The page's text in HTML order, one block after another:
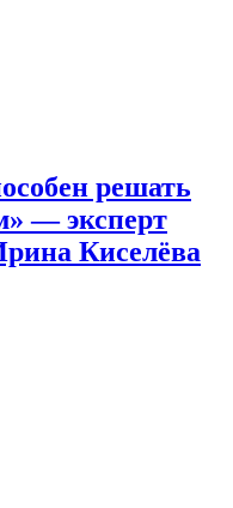
решать
— эксперт
Киселёва